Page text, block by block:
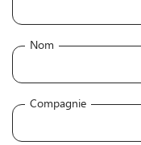
Nom
Compagnie